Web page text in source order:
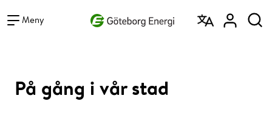
Meny
På gång i vår stad